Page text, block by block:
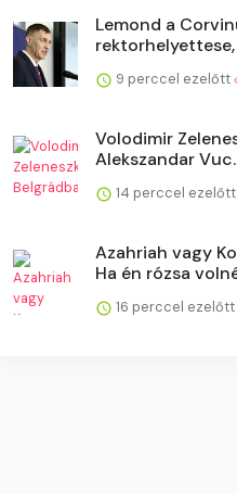
Lemond a
9 perccel ezelőtt
Volodimir
Alekszandar
14 perccel ezelőtt
Azahriah vagy
Ha én rózsa
16 perccel ezelőtt